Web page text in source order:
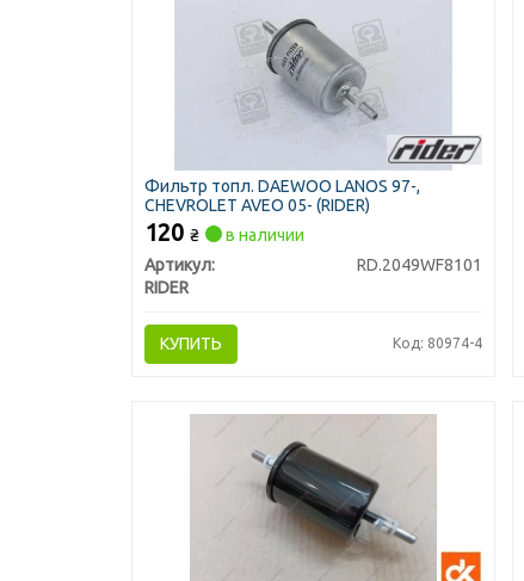
Фильтр топл. DAEWOO LANOS 97-,
CHEVROLET AVEO 05- (RIDER)
120 ₴
в наличии
Артикул:
RD.2049WF8101
RIDER
КУПИТЬ Код: 80974-4